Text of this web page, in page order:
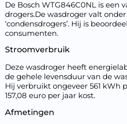
De Bosch WTG846C0NL is een
drogers.De wasdroger valt
‘condensdrogers’. Hij is
consumenten.
Stroomverbruik
Deze wasdroger heeft
de gehele levensduur van de
Hij verbruikt ongeveer 561 kWh
157,08 euro per jaar kost.
Afmetingen